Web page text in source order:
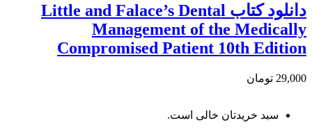
دانلود كتاب Little and Falace’s Dental
Management of the Medically
Compromised Patient 10th Edition
29,000 تومان
سبد خریدتان خالی است.